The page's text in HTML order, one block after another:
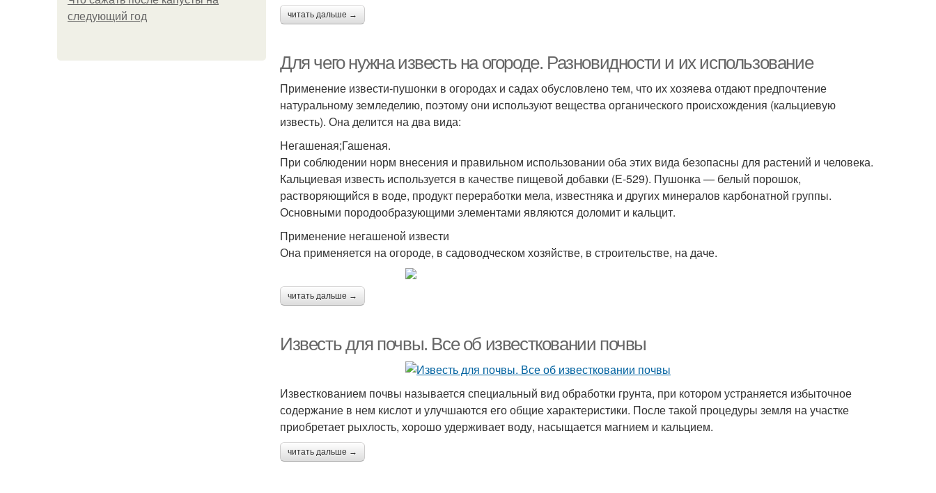
следующий год
читать дальше →
Для чего нужна известь на огороде. Разновидности и их использование
Применение извести-пушонки в огородах и садах обусловлено тем, что их хозяева отдают предпочтение
натуральному земледелию, поэтому они используют вещества органического происхождения (кальциевую
известь). Она делится на два вида:
Негашеная;Гашеная.
При соблюдении норм внесения и правильном использовании оба этих вида безопасны для растений и человека.
Кальциевая известь используется в качестве пищевой добавки (Е-529). Пушонка — белый порошок,
растворяющийся в воде, продукт переработки мела, известняка и других минералов карбонатной группы.
Основными породообразующими элементами являются доломит и кальцит.
Применение негашеной извести
Она применяется на огороде, в садоводческом хозяйстве, в строительстве, на даче.
читать дальше →
Известь для почвы. Все об известковании почвы
Известкованием почвы называется специальный вид обработки грунта, при котором устраняется избыточное
содержание в нем кислот и улучшаются его общие характеристики. После такой процедуры земля на участке
приобретает рыхлость, хорошо удерживает воду, насыщается магнием и кальцием.
читать дальше →